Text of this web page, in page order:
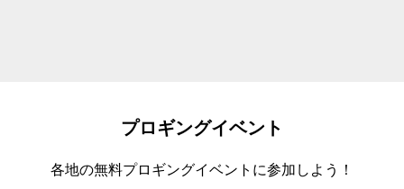
プロギングイベント
各地の無料プロギングイベントに参加しよう！